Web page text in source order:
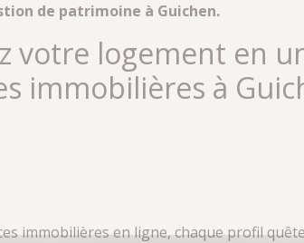
de patrimoine à Guichen.
votre logement en
immobilières à
immobilières en ligne, chaque profil